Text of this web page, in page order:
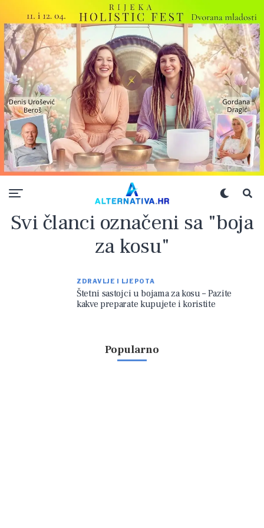
Svi članci označeni sa "boja
za kosu"
ZDRAVLJE I LJEPOTA
Štetni sastojci u bojama za kosu – Pazite
kakve preparate kupujete i koristite
Popularno